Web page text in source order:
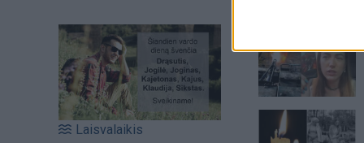
Laisvalaikis